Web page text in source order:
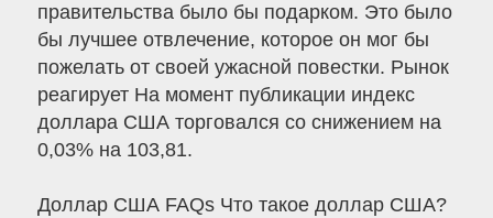
правительства было бы подарком. Это было
бы лучшее отвлечение, которое он мог бы
пожелать от своей ужасной повестки. Рынок
реагирует На момент публикации индекс
доллара США торговался со снижением на
0,03% на 103,81.
Доллар США FAQs Что такое доллар США?